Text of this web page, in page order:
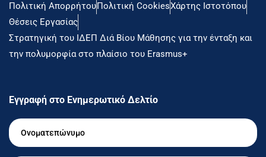
Πολιτική ΑπορρήτουΠολιτική CookiesΧάρτης Ιστοτόπου
Θέσεις Εργασίας
Στρατηγική του ΙΔΕΠ Διά Βίου Μάθησης για την ένταξη και
την πολυμορφία στο πλαίσιο του Erasmus+
Εγγραφή στο Ενημερωτικό Δελτίο
Ονοματεπώνυμο